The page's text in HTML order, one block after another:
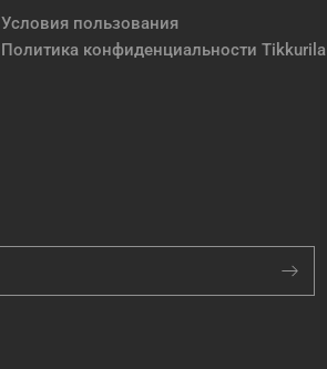
Условия пользования
Политика конфиденциальности Tikkurila